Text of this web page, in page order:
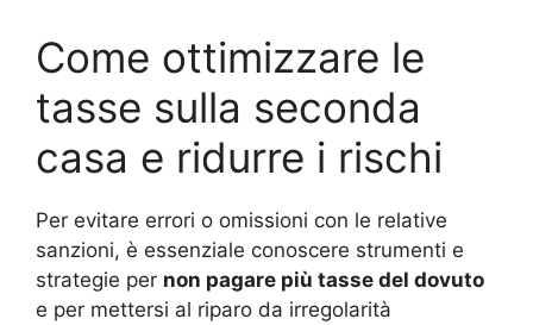
Come ottimizzare le
tasse sulla seconda
casa e ridurre i rischi
Per evitare errori o omissioni con le relative
sanzioni, è essenziale conoscere strumenti e
strategie per non pagare più tasse del dovuto
e per mettersi al riparo da irregolarità